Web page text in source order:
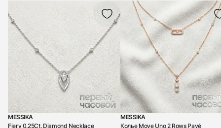
MESSIKA
Fiery 0.25Ct. Diamond Necklace
MESSIKA
Колье Move Uno 2 Rows Pavé